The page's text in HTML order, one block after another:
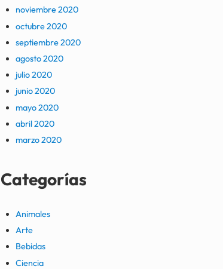
noviembre 2020
octubre 2020
septiembre 2020
agosto 2020
julio 2020
junio 2020
mayo 2020
abril 2020
marzo 2020
Categorías
Animales
Arte
Bebidas
Ciencia